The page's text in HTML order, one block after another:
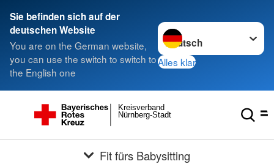
Sie befinden sich auf der
deutschen Website
You are on the German website,
you can use the switch to switch to
the English one
Sprache wechseln zu
Alles klar
Nürnberg-Stadt
Kreisverband
Fit fürs Babysitting